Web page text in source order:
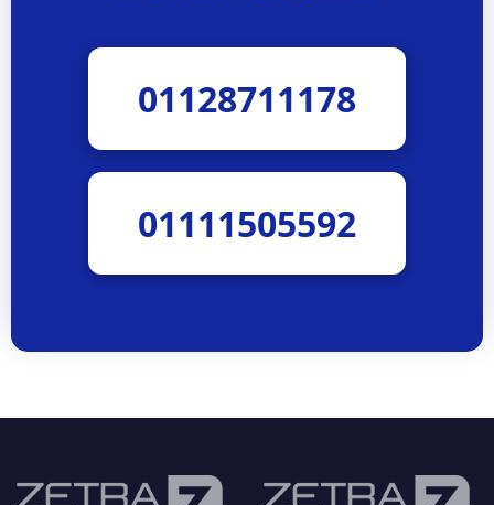
01128711178
01111505592